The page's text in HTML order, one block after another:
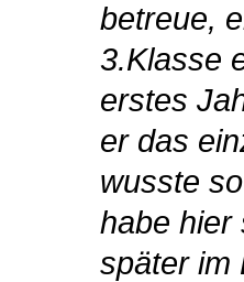
betreue,
3.Klasse
erstes
er das
wusste
habe hier
später im